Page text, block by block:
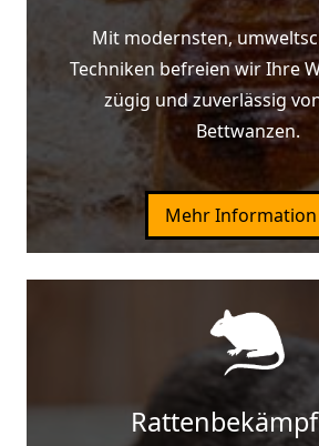
Mit modernsten,
Techniken befreien wir Ihre
zügig und zuverlässig
Bettwanzen.
Mehr Information